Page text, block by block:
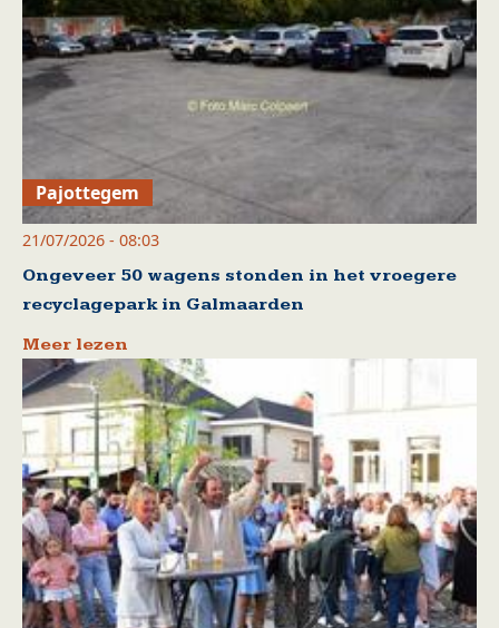
Pajottegem
21/07/2026 - 08:03
Ongeveer 50 wagens stonden in het vroegere
recyclagepark in Galmaarden
Meer lezen